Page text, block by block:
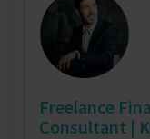
Freelance
Consultant |